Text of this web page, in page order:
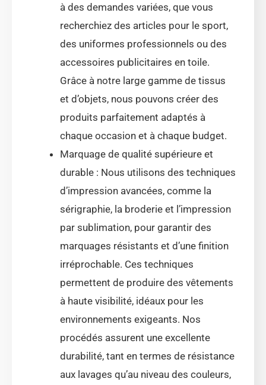
à des demandes variées, que vous
recherchiez des articles pour le sport,
des uniformes professionnels ou des
accessoires publicitaires en toile.
Grâce à notre large gamme de tissus
et d’objets, nous pouvons créer des
produits parfaitement adaptés à
chaque occasion et à chaque budget.
Marquage de qualité supérieure et
durable : Nous utilisons des techniques
d’impression avancées, comme la
sérigraphie, la broderie et l’impression
par sublimation, pour garantir des
marquages résistants et d’une finition
irréprochable. Ces techniques
permettent de produire des vêtements
à haute visibilité, idéaux pour les
environnements exigeants. Nos
procédés assurent une excellente
durabilité, tant en termes de résistance
aux lavages qu’au niveau des couleurs,